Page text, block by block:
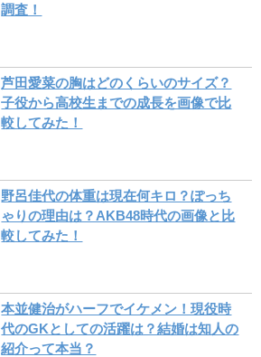
調査！
芦田愛菜の胸はどのくらいのサイズ？
子役から高校生までの成長を画像で比
較してみた！
野呂佳代の体重は現在何キロ？ぽっち
ゃりの理由は？AKB48時代の画像と比
較してみた！
本並健治がハーフでイケメン！現役時
代のGKとしての活躍は？結婚は知人の
紹介って本当？